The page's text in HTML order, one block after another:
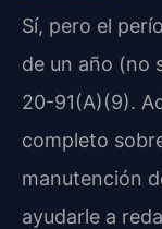
Sí, pero el
de un año (no
20-91(A)(9).
completo
manutención
ayudarle a